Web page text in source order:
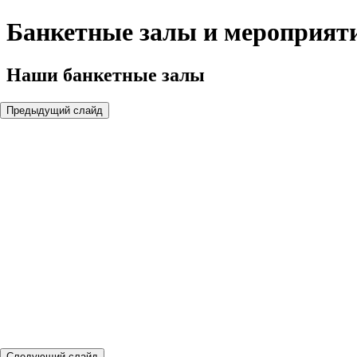
Банкетные залы и
Наши банкетные залы
Предыдущий слайд